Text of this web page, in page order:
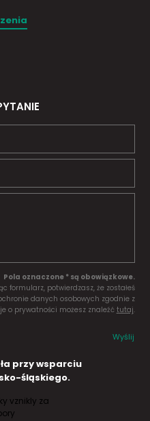
Pola oznaczone * są obowiązkowe.
formularz, potwierdzasz, że zostałeś
danych osobowych zgodnie z
o prywatności możesz znaleźć tutaj.
Wyślij
przy wsparciu
śląskiego.